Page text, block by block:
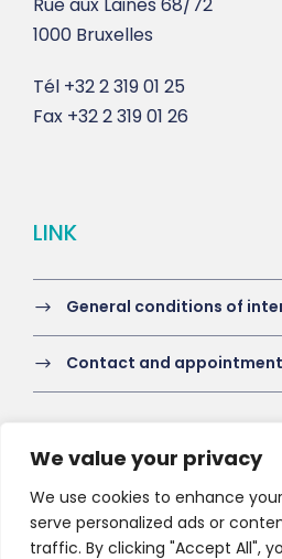
We value your privacy
We use cookies to enhance
serve personalized ads or
traffic. By clicking "Accept All",
Rue aux Laines 68/72
1000 Bruxelles
Tél +32 2 319 01 25
Fax +32 2 319 01 26
LINK
General conditions of
Contact and
Copyright 2021 HV-A,